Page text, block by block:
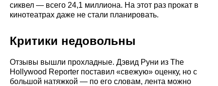
сиквел — всего 24,1 миллиона. На этот раз прокат в
кинотеатрах даже не стали планировать.
Критики недовольны
Отзывы вышли прохладные. Дэвид Руни из The
Hollywood Reporter поставил «свежую» оценку, но с
большой натяжкой — по его словам, лента можно